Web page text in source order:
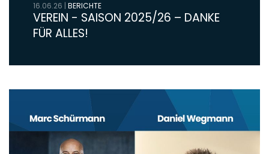
16.06.26 | BERICHTE
VEREIN - SAISON 2025/26 – DANKE
FÜR ALLES!